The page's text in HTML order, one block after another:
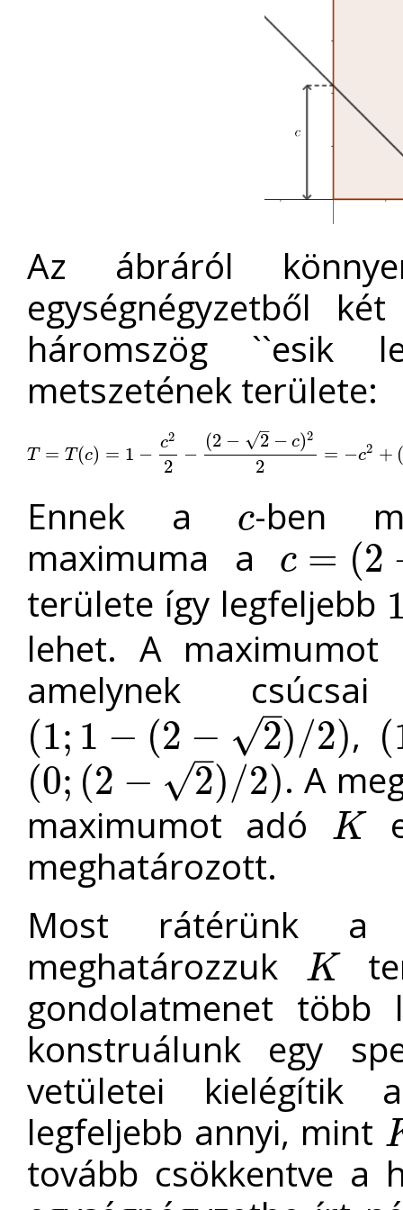
Az ábráról
egységnégyzetből
háromszög
metszetének területe:
T = T (c) = 1 − c2
2
−
(2 − 2
–
√ − c)2
2
= −c2 +
T=T c)=1− c2 2 −(2 −2 −c 22=−c2+(2−2)c +22−2= −(c
Ennek a c
c -ben
maximuma a
c = (2
c= 2−2) 2
területe így legfeljebb 1
lehet. A
amelynek
(1; 1 − (2 − 2
–
√ )/2)
(1 ;1−( −2 /2) , (
(1
(0; (2 − 2
–
√ )/2)
(0 ;(2 − )/ 2)
. A
maximumot adó
K
K
meghatározott.
Most rátérünk a
meghatározzuk
K
K
gondolatmenet
konstruálunk egy
vetületei kielégítik
legfeljebb annyi, mint K
tovább csökkentve a